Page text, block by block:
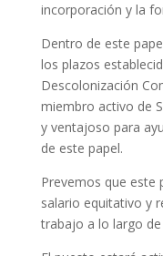
incorporación y la
Dentro de este
los plazos
Descolonización
miembro activo de
y ventajoso para
de este papel.
Prevemos que este
salario equitativo y
trabajo a lo largo de